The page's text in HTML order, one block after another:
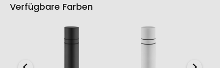
Verfügbare Farben